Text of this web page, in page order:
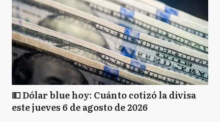
💵 Dólar blue hoy: Cuánto cotizó la divisa
este jueves 6 de agosto de 2026